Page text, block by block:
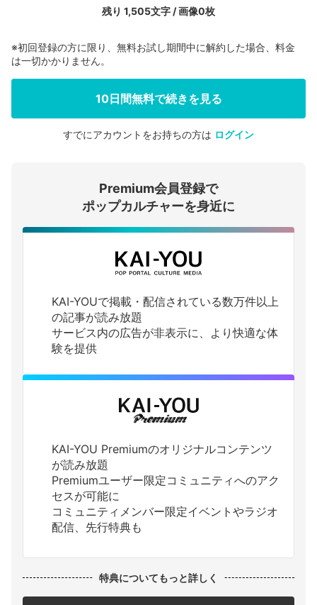
残り 1,505文字 / 画像0枚
会員登録する
ログインする
※初回登録の方に限り、無料お試し期間中に解約した場合、料金
は一切かかりません。
10日間無料で続きを見る
すでにアカウントをお持ちの方は ログイン
Premium会員登録で
ポップカルチャーを身近に
KAI-YOUで掲載・配信されている数万件以上
の記事が読み放題
サービス内の広告が非表示に、より快適な体
験を提供
KAI-YOU Premiumのオリジナルコンテンツ
が読み放題
Premiumユーザー限定コミュニティへのアク
セスが可能に
コミュニティメンバー限定イベントやラジオ
配信、先行特典も
特典についてもっと詳しく